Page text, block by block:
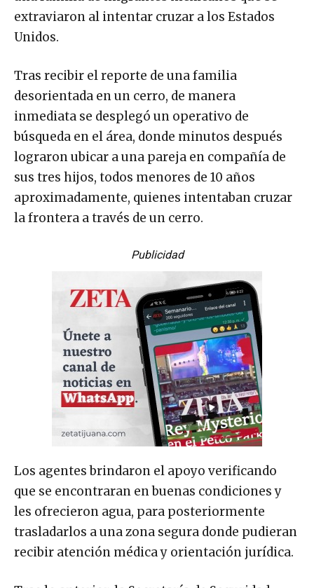
extraviaron al intentar cruzar a los Estados
Unidos.
Tras recibir el reporte de una familia
desorientada en un cerro, de manera
inmediata se desplegó un operativo de
búsqueda en el área, donde minutos después
lograron ubicar a una pareja en compañía de
sus tres hijos, todos menores de 10 años
aproximadamente, quienes intentaban cruzar
la frontera a través de un cerro.
Publicidad
Los agentes brindaron el apoyo verificando
que se encontraran en buenas condiciones y
les ofrecieron agua, para posteriormente
trasladarlos a una zona segura donde pudieran
recibir atención médica y orientación jurídica.